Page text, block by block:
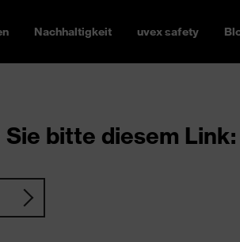
Nachhaltigkeit uvex safety
bitte diesem Link: